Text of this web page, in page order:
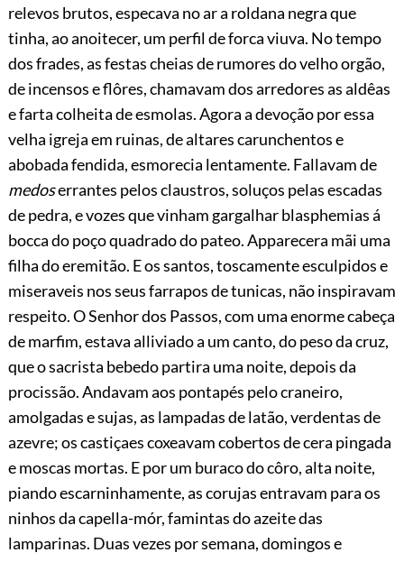
relevos brutos, especava no ar a roldana negra que
tinha, ao anoitecer, um perfil de forca viuva. No tempo
dos frades, as festas cheias de rumores do velho orgão,
de incensos e flôres, chamavam dos arredores as aldêas
e farta colheitade esmolas. Agora a devoção por essa
velha igreja em ruinas, de altares carunchentos e
abobada fendida, esmorecia lentamente. Fallavam de
medoserrantes pelos claustros, soluços pelas escadas
de pedra, e vozes que vinham gargalhar blasphemias á
bocca do poço quadrado do pateo. Apparecera mãi uma
filha do eremitão. E os santos, toscamente esculpidos e
miseraveis nos seus farrapos de tunicas, não inspiravam
respeito. O Senhor dos Passos, com uma enorme cabeça
de marfim, estava alliviado a um canto, do peso da cruz,
que o sacrista bebedo partira uma noite, depois da
procissão. Andavam aos pontapés pelo craneiro,
amolgadas e sujas, as lampadas de latão, verdentas de
azevre; os castiçaes coxeavam cobertos de cera pingada
e moscas mortas. E por um buraco do côro, alta noite,
piando escarninhamente, as corujas entravam para os
ninhos da capella-mór, famintas do azeite das
lamparinas. Duas vezes por semana, domingos e